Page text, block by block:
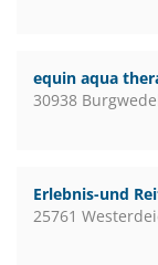
equin aqua
30938
Erlebnis-und
25761